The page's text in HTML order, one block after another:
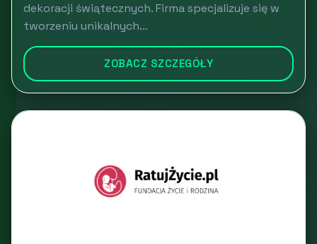
dekoracji świątecznych. Firma specjalizuje się w
tworzeniu unikalnych...
ZOBACZ SZCZEGÓŁY